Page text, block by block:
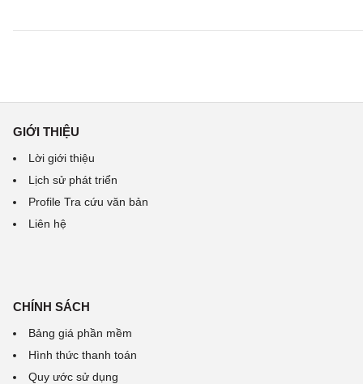
GIỚI THIỆU
Lời giới thiệu
Lịch sử phát triển
Profile Tra cứu văn bản
Liên hệ
CHÍNH SÁCH
Bảng giá phần mềm
Hình thức thanh toán
Quy ước sử dụng